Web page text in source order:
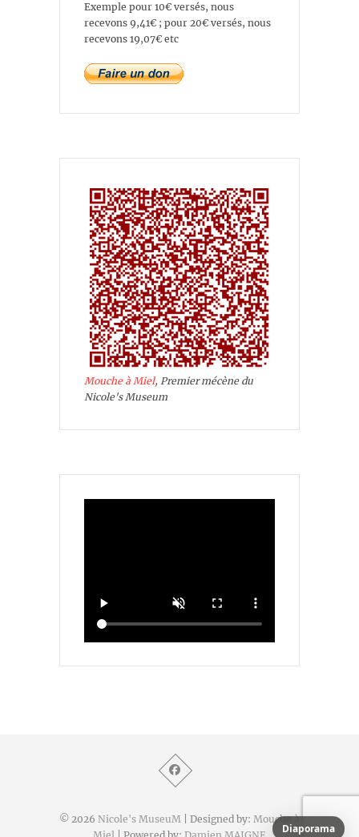
Exemple pour 10€ versés, nous
recevons 9,41€ ; pour 20€ versés, nous
recevons 19,07€ etc
Mouche à Miel, Premier mécène du
Nicole's Museum
© 2026 Nicole's MuseuM | Designed by: Mouche à
Diaporama